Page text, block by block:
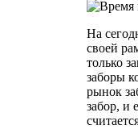
На
своей
только
заборы
рынок
забор, и